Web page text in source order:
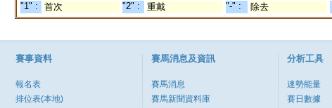
"1" :
首次 "2" : 重戴 "-" : 除去
賽事資料
報名表
排位表(本地)
賽馬消息及資訊
賽馬消息
賽馬新聞資料庫
分析工具
速勢能量
賽日數據